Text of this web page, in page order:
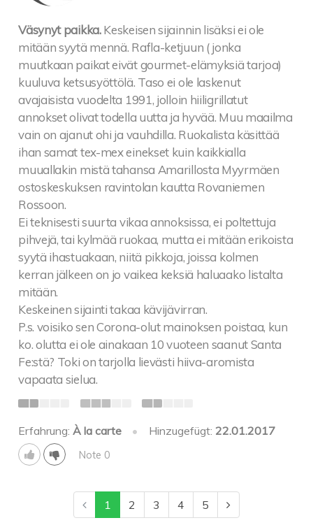
Väsynyt paikka. Keskeisen sijainnin lisäksi ei ole
mitään syytä mennä. Rafla-ketjuun ( jonka
muutkaan paikat eivät gourmet-elämyksiä tarjoa)
kuuluva ketsusyöttölä. Taso ei ole laskenut
avajaisista vuodelta 1991, jolloin hiiligrillatut
annokset olivat todella uutta ja hyvää. Muu maailma
vain on ajanut ohi ja vauhdilla. Ruokalista käsittää
ihan samat tex-mex einekset kuin kaikkialla
muuallakin mistä tahansa Amarillosta Myyrmäen
ostoskeskuksen ravintolan kautta Rovaniemen
Rossoon.
Ei teknisesti suurta vikaa annoksissa, ei poltettuja
pihvejä, tai kylmää ruokaa, mutta ei mitään erikoista
syytä ihastuakaan, niitä pikkoja, joissa kolmen
kerran jälkeen on jo vaikea keksiä haluaako listalta
mitään.
Keskeinen sijainti takaa kävijävirran.
P.s. voisiko sen Corona-olut mainoksen poistaa, kun
ko. olutta ei ole ainakaan 10 vuoteen saanut Santa
Fe:stä? Toki on tarjolla lievästi hiiva-aromista
vapaata sielua.
Erfahrung:À la carte • Hinzugefügt: 22.01.2017
Note 0
1 2 3 4 5